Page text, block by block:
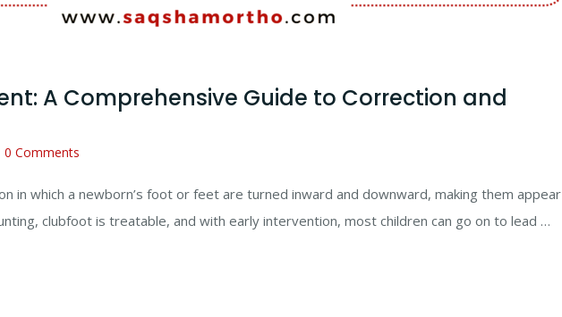
A Comprehensive Guide to Correction and
0 Comments
in which a newborn’s foot or feet are turned inward and downward, making them appear
clubfoot is treatable, and with early intervention, most children can go on to lead …